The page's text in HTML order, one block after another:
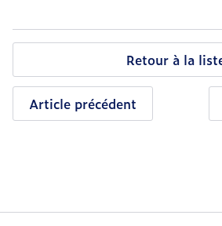
Retour à la
Article précédent